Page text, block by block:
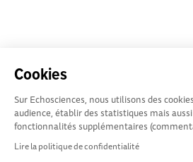
Cookies
Sur Echosciences, nous utilisons des
audience, établir des statistiques mais
fonctionnalités supplémentaires
Lire la politique de confidentialité